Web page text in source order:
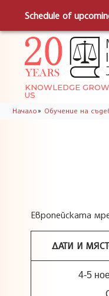
Schedule of
KNOWLEDGE
US
Начало» Обучение на
Европейската
ДАТИ И
4-5